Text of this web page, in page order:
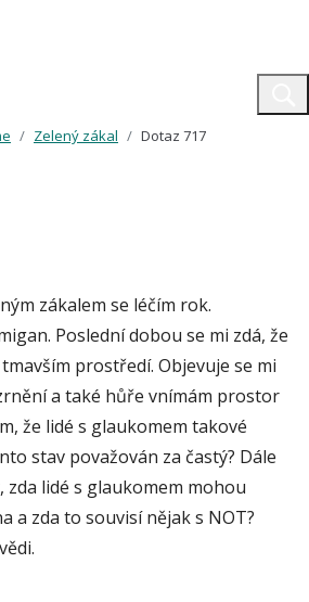
Zelený zákal Dotaz 717
zákalem se léčím rok.
Poslední dobou se mi zdá, že
prostředí. Objevuje se mi
a také hůře vnímám prostor
že lidé s glaukomem takové
stav považován za častý? Dále
zda lidé s glaukomem mohou
a zda to souvisí nějak s NOT?